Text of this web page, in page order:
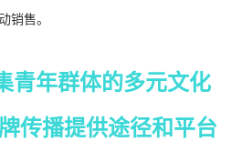
销售。
青年群体的多元文化
传播提供途径和平台